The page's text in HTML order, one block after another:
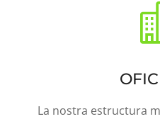
La nostra estructura